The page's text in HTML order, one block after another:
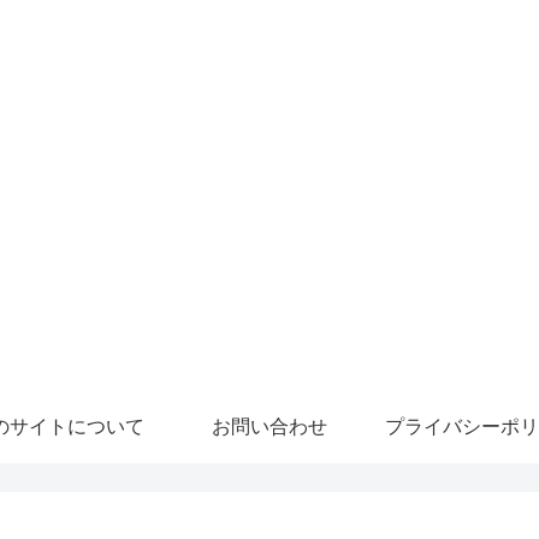
サイトについて お問い合わせ プライバシーポ